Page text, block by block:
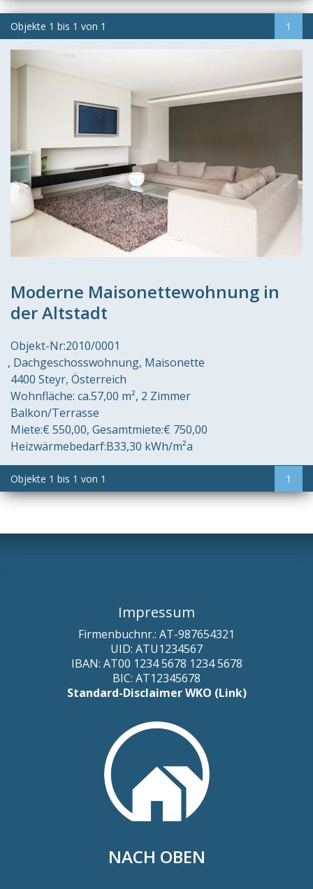
Objekte 1 bis 1 von 1 1
Moderne Maisonettewohnung in
der Altstadt
Objekt-Nr:2010/0001
Dachgeschosswohnung, Maisonette
4400 Steyr Österreich
Wohnfläche: ca.57,00 m² 2 Zimmer
Balkon/Terrasse
Miete:€ 550,00 Gesamtmiete:€ 750,00
Heizwärmebedarf:B33,30 kWh/m²a
Objekte 1 bis 1 von 1 1
Impressum
Firmenbuchnr.: AT-987654321
UID: ATU1234567
IBAN: AT00 1234 5678 1234 5678
BIC: AT12345678
Standard-Disclaimer WKO (Link)
NACH OBEN